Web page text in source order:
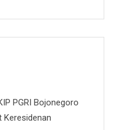
PGRI Bojonegoro
Keresidenan